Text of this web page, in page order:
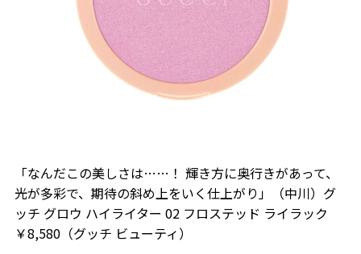
「なんだこの美しさは……！ 輝き方に奥行きがあって、
光が多彩で、期待の斜め上をいく仕上がり」（中川）グ
ッチ グロウ ハイライター 02 フロステッド ライラック
￥8,580（グッチ ビューティ）